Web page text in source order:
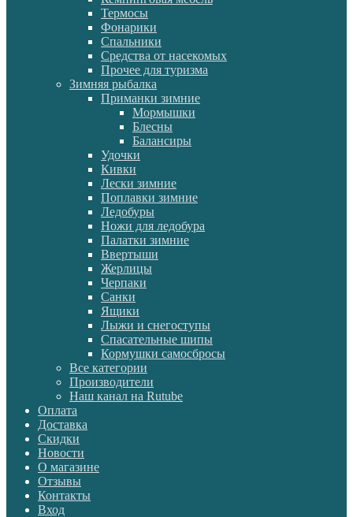
Термосы
Фонарики
Спальники
Средства от насекомых
Прочее для туризма
Зимняя рыбалка
Приманки зимние
Мормышки
Блесны
Балансиры
Удочки
Кивки
Лески зимние
Поплавки зимние
Ледобуры
Ножи для ледобура
Палатки зимние
Ввертыши
Жерлицы
Черпаки
Санки
Ящики
Лыжи и снегоступы
Спасательные шипы
Кормушки самосбросы
Все категории
Производители
Наш канал на Rutube
Оплата
Доставка
Скидки
Новости
О магазине
Отзывы
Контакты
Вход